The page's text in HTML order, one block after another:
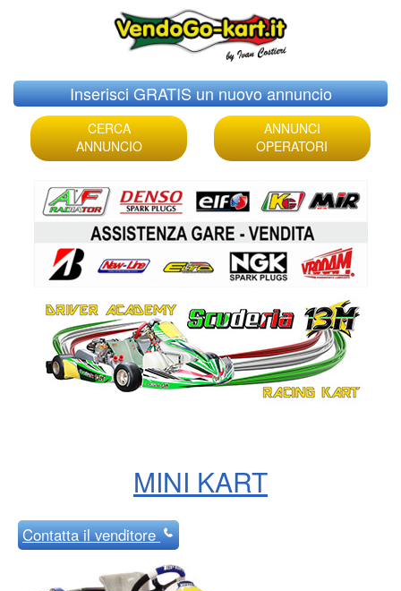
Skip
to
content
Inserisci GRATIS un nuovo annuncio
CERCA
ANNUNCIO
ANNUNCI
OPERATORI
MINI KART
Contattail venditore